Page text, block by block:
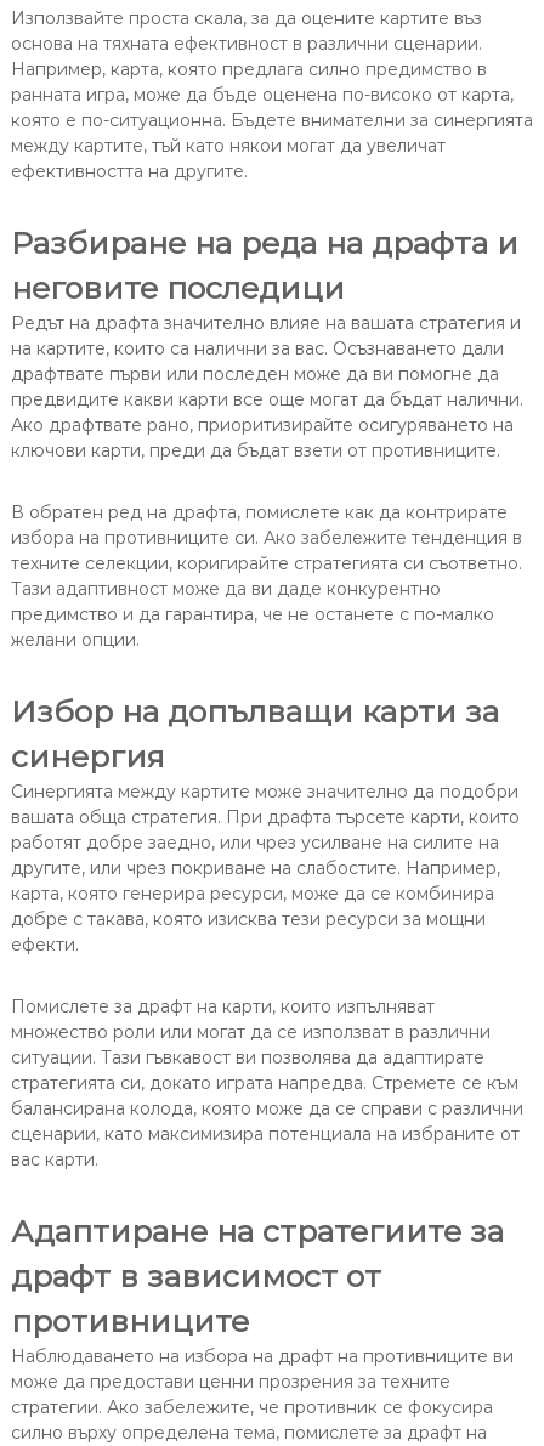
Използвайте проста скала, за да оцените картите въз
основа на тяхната ефективност в различни сценарии.
Например, карта, която предлага силно предимство в
ранната игра, може да бъде оценена по-високо от карта,
която е по-ситуационна. Бъдете внимателни за синергията
между картите, тъй като някои могат да увеличат
ефективността на другите.
Разбиране на реда на драфта и
неговите последици
Редът на драфта значително влияе на вашата стратегия и
на картите, които са налични за вас. Осъзнаването дали
драфтвате първи или последен може да ви помогне да
предвидите какви карти все още могат да бъдат налични.
Ако драфтвате рано, приоритизирайте осигуряването на
ключови карти, преди да бъдат взети от противниците.
В обратен ред на драфта, помислете как да контрирате
избора на противниците си. Ако забележите тенденция в
техните селекции, коригирайте стратегията си съответно.
Тази адаптивност може да ви даде конкурентно
предимство и да гарантира, че не останете с по-малко
желани опции.
Избор на допълващи карти за
синергия
Синергията между картите може значително да подобри
вашата обща стратегия. При драфта търсете карти, които
работят добре заедно, или чрез усилване на силите на
другите, или чрез покриване на слабостите. Например,
карта, която генерира ресурси, може да се комбинира
добре с такава, която изисква тези ресурси за мощни
ефекти.
Помислете за драфт на карти, които изпълняват
множество роли или могат да се използват в различни
ситуации. Тази гъвкавост ви позволява да адаптирате
стратегията си, докато играта напредва. Стремете се към
балансирана колода, която може да се справи с различни
сценарии, като максимизира потенциала на избраните от
вас карти.
Адаптиране на стратегиите за
драфт в зависимост от
противниците
Наблюдаването на избора на драфт на противниците ви
може да предостави ценни прозрения за техните
стратегии. Ако забележите, че противник се фокусира
силно върху определена тема, помислете за драфт на